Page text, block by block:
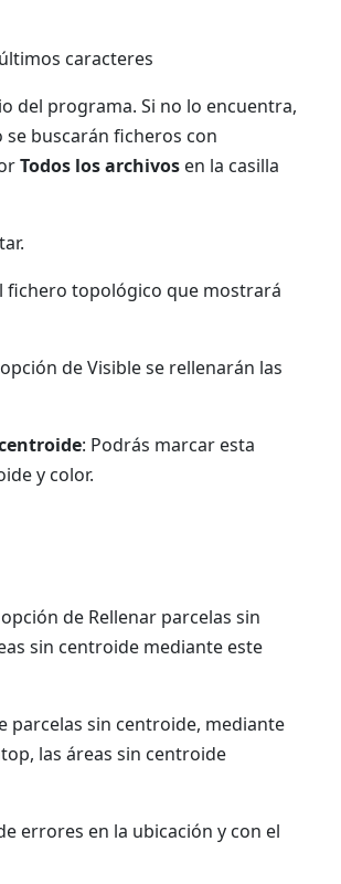
caracteres
del programa. Si no lo encuentra,
buscarán ficheros con
Todos los archivos en la casilla
fichero topológico que mostrará
de Visible se rellenarán las
: Podrás marcar esta
y color.
de Rellenar parcelas sin
sin centroide mediante este
parcelas sin centroide, mediante
las áreas sin centroide
errores en la ubicación y con el